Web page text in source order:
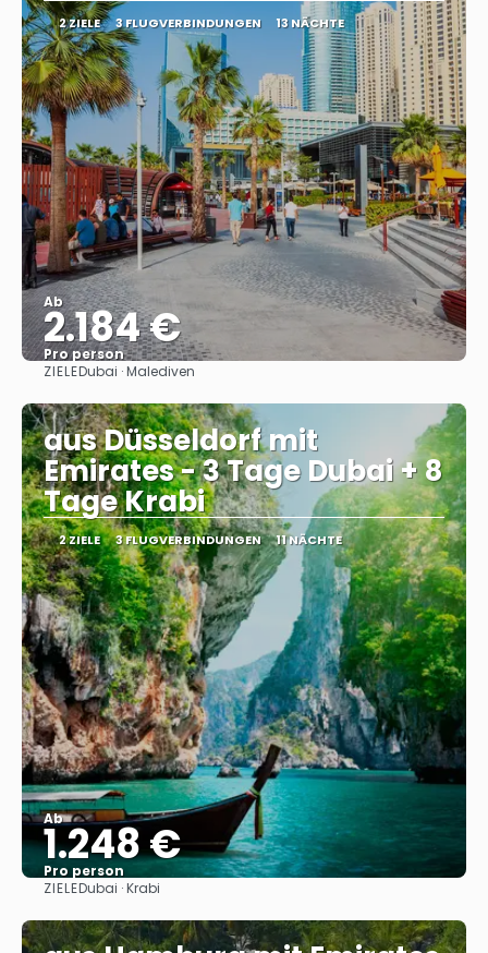
2 ZIELE 3 FLUGVERBINDUNGEN 13 NÄCHTE
Ab
2.184 €
Pro person
ZIELEDubai · Malediven
aus Düsseldorf mit
Emirates - 3 Tage Dubai + 8
Tage Krabi
2 ZIELE 3 FLUGVERBINDUNGEN 11 NÄCHTE
Ab
1.248 €
Pro person
ZIELEDubai · Krabi